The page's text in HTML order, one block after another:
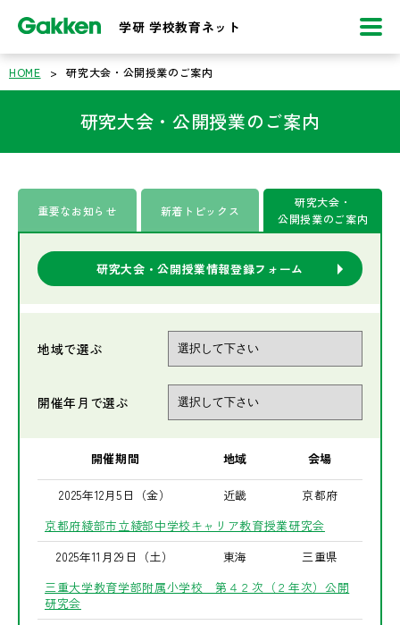
学研 学校教育ネット
HOME > 研究大会・公開授業のご案内
研究大会・公開授業のご案内
重要なお知らせ 新着トピックス
研究大会・
公開授業のご案内
研究大会・公開授業情報登録フォーム
地域で選ぶ
開催年月で選ぶ
開催期間 地域 会場
2025年12月5日（金） 近畿
京都府
京都府綾部市立綾部中学校キャリア教育授業研究会
2025年11月29日（土）
東海
三重県
三重大学教育学部附属小学校 第４２次（２年次）公開
研究会